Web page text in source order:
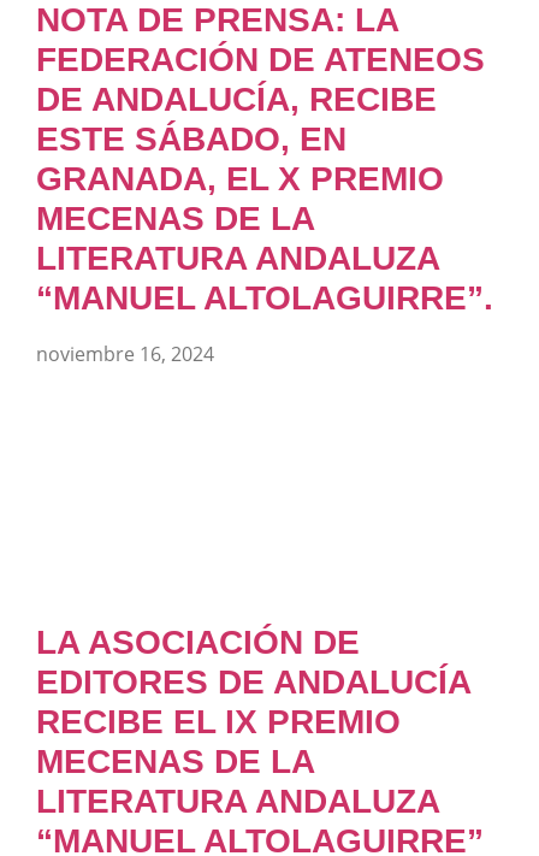
NOTA DE PRENSA: LA
FEDERACIÓN DE ATENEOS
DE ANDALUCÍA, RECIBE
ESTE SÁBADO, EN
GRANADA, EL X PREMIO
MECENAS DE LA
LITERATURA ANDALUZA
“MANUEL ALTOLAGUIRRE”.
noviembre 16, 2024
LA ASOCIACIÓN DE
EDITORES DE ANDALUCÍA
RECIBE EL IX PREMIO
MECENAS DE LA
LITERATURA ANDALUZA
“MANUEL ALTOLAGUIRRE”